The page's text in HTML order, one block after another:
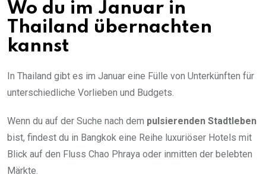
Wo du im Januar in
Thailand übernachten
kannst
In Thailand gibt es im Januar eine Fülle von Unterkünften für
unterschiedliche Vorlieben und Budgets.
Wenn du auf der Suche nach dem pulsierenden Stadtleben
bist, findest du in Bangkok eine Reihe luxuriöser Hotels mit
Blick auf den Fluss Chao Phraya oder inmitten der belebten
Märkte.